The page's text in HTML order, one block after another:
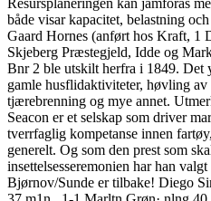
både visar kapacitet, belastning
Gaard Hornes (anført hos Kraft, 1
Skjeberg Præstegjeld, Idde og
Bnr 2 ble utskilt herfra i 1849. Det
gamle husflidaktiviteter, høvling
tjærebrenning og mye annet.
Seacon er et selskap som driver
tverrfaglig kompetanse innen
generelt. Og som den prest som
insettelsesseremonien har han
Bjørnov/Sunde er tilbake! Diego